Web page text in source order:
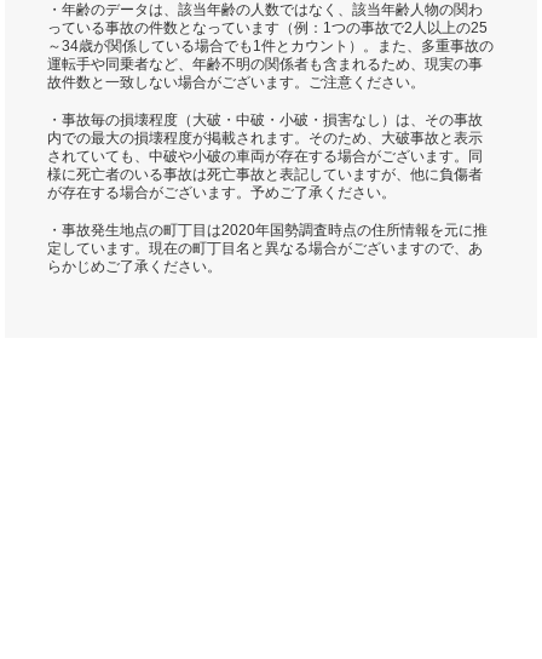
・年齢のデータは、該当年齢の人数ではなく、該当年齢人物の関わ
っている事故の件数となっています（例：1つの事故で2人以上の25
～34歳が関係している場合でも1件とカウント）。また、多重事故の
運転手や同乗者など、年齢不明の関係者も含まれるため、現実の事
故件数と一致しない場合がございます。ご注意ください。
・事故毎の損壊程度（大破・中破・小破・損害なし）は、その事故
内での最大の損壊程度が掲載されます。そのため、大破事故と表示
されていても、中破や小破の車両が存在する場合がございます。同
様に死亡者のいる事故は死亡事故と表記していますが、他に負傷者
が存在する場合がございます。予めご了承ください。
・事故発生地点の町丁目は2020年国勢調査時点の住所情報を元に推
定しています。現在の町丁目名と異なる場合がございますので、あ
らかじめご了承ください。